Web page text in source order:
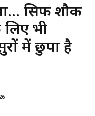
सिर्फ शौक
भी
में छुपा है